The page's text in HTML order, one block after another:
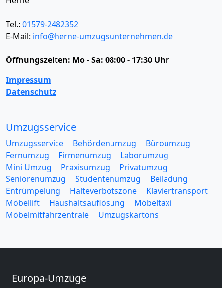
Tel.: 01579-2482352
E-Mail: info@herne-umzugsunternehmen.de
Öffnungszeiten: Mo - Sa: 08:00 - 17:30 Uhr
Impressum
Datenschutz
Umzugsservice
Umzugsservice Behördenumzug
Büroumzug
Fernumzug
Firmenumzug
Laborumzug
Mini Umzug
Praxisumzug
Privatumzug
Seniorenumzug
Studentenumzug
Beiladung
Entrümpelung
Halteverbotszone
Klaviertransport
Möbellift
Haushaltsauflösung
Möbeltaxi
Möbelmitfahrzentrale
Umzugskartons
Europa-Umzüge